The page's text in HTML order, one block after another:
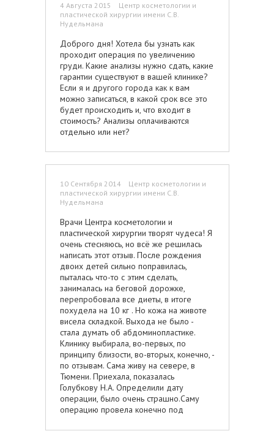
случае необходимости и решать
проблемы,уборщица вежливо
предупредит о влажном, только что
вымытом поле, а не будет считать тебя
врагом, если ты случайно помешал ей и
прошёл не там, где нужно, медсёстры
никогда не скажут, что их смена
закончена, а ты приходи в другой раз и
даже, если ушёл гардеробщик, центр
закрывается, а ты по какой-то причине
задержался, тебя не станут торопить, а
охранник вежливо подаст тебе пальто.
Уважение к личности, к любому
пациенту, независимо от того, потратил
отношение на высшем уровне. Я
никогда не слышала никаких разборок
между сотрудниками и пациентами,
недовольств ни с одной стороны. Всё
предельно тактично, вежливо,
уважительно, доброжелательно,
выдержанно, без излишней
назойливости, благородно. Огромное
спасибо руководству, что оно смогло
создать такую атмосферу и такой стиль
в этой по-настоящему замечательной
клинике.
4 Августа 2015 Центр косметологии и
пластической хирургии имени С.В.
Нудельмана
Доброго дня! Хотела бы узнать как
проходит операция по увеличению
груди. Какие анализы нужно сдать, какие
гарантии существуют в вашей клинике?
Если я и другого города как к вам
можно записаться, в какой срок все это
будет происходить и, что входит в
стоимость? Анализы оплачиваются
отдельно или нет?
10 Сентября 2014 Центр косметологии и
пластической хирургии имени С.В.
Нудельмана
Врачи Центра косметологии и
пластической хирургии творят чудеса! Я
очень стесняюсь, но всё же решилась
написать этот отзыв. После рождения
двоих детей сильно поправилась,
пыталась что-то с этим сделать,
занималась на беговой дорожке,
перепробовала все диеты, в итоге
похудела на 10 кг . Но кожа на животе
висела складкой. Выхода не было -
стала думать об абдоминопластике.
Клинику выбирала, во-первых, по
принципу близости, во-вторых, конечно, -
по отзывам. Сама живу на севере, в
Тюмени. Приехала, показалась
Голубкову Н.А. Определили дату
операции, было очень страшно.Саму
операцию провела конечно под
очень плохо, что вобщем-то